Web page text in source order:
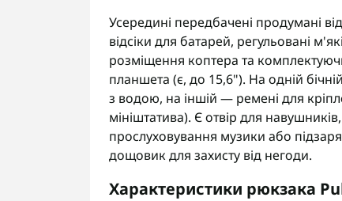
Усередині передбачені продумані
відсіки для батарей, регульовані
розміщення коптера та
планшета (є, до 15,6"). На одній
з водою, на іншій — ремені для
мініштатива). Є отвір для
прослуховування музики або
дощовик для захисту від негоди.
Характеристики рюкзака